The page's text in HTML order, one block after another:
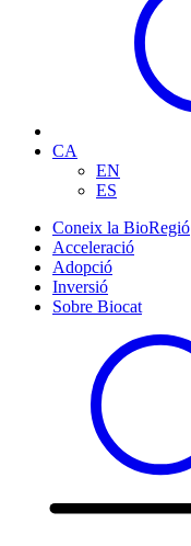
CA
EN
ES
Coneix la BioRegió
Acceleració
Adopció
Inversió
Sobre Biocat